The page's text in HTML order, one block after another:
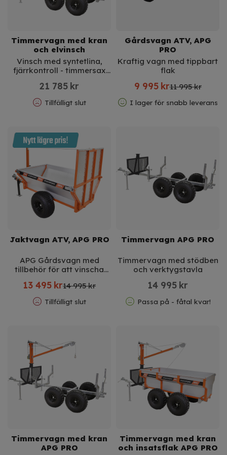
Timmervagn med kran
och elvinsch
Vinsch med syntetlina,
fjärrkontroll - timmersax
21 785 kr
Tillfälligt slut
Gårdsvagn ATV, APG
PRO
Kraftig vagn med tippbart
flak
9 995 kr11 995 kr
I lager för snabb leverans
Jaktvagn ATV, APG PRO
APG Gårdsvagn med
tillbehör för att vinscha
13 495 kr14 995 kr
Tillfälligt slut
Timmervagn APG PRO
Timmervagn med stödben
och verktygstavla
14 995 kr
Passa på - fåtal kvar!
Timmervagn med kran
APG PRO
Timmervagn med kran
och insatsflak APG PRO